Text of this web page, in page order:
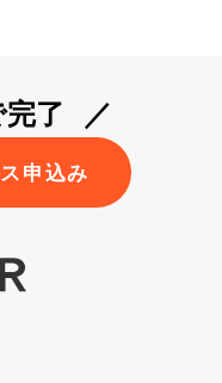
了
申込み